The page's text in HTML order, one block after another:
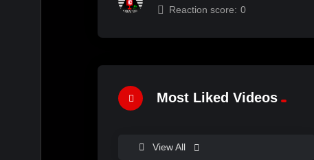
Reaction score: 0
Most Liked Videos
View All